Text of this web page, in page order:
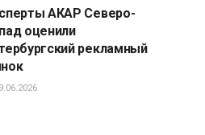
АКАР Северо-
оценили
рекламный